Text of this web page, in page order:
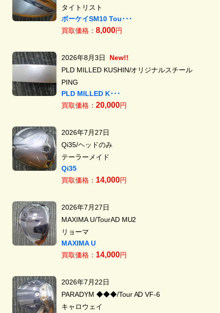
タイトリスト
ボーケイSM10 Tou･･･
買取価格： 8,000円
2026年8月3日
New!!
PLD MILLED KUSHIN/オリジナルスチール
PING
PLD MILLED K･･･
買取価格： 20,000円
2026年7月27日
Qi35/ヘッドのみ
テーラーメイド
Qi35
買取価格： 14,000円
2026年7月27日
MAXIMA U/TourAD MU2
リョーマ
MAXIMA U
買取価格： 14,000円
2026年7月22日
PARADYM ◆◆◆/Tour AD VF-6
キャロウェイ